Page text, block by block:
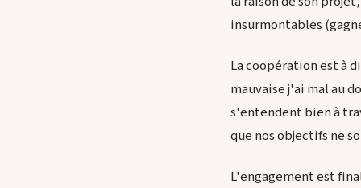
insurmontables
La coopération est à
mauvaise j'ai mal au
s'entendent bien à
que nos objectifs ne
L'engagement est